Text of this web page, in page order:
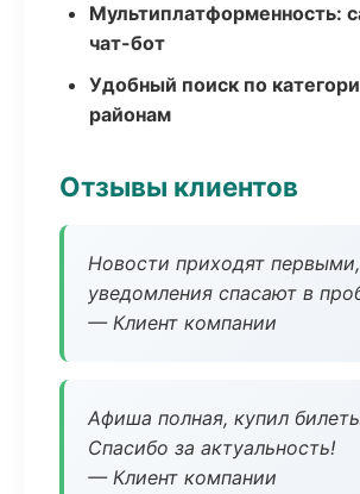
Мультиплатформенность:
чат-бот
Удобный поиск по
районам
Отзывы клиентов
Новости приходят
уведомления спасают в
— Клиент компании
Афиша полная, купил
Спасибо за актуальность!
— Клиент компании